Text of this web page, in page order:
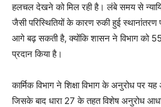
हलचल देखने को मिल रही है। लंबे समय से
जैसी परिस्थितियों के कारण रुकी हुई
आगे बढ़ सकती है, क्योंकि शासन ने विभाग को
प्रदान किया है।
कार्मिक विभाग ने शिक्षा विभाग के अनुरोध पर
जिसके बाद धारा 27 के तहत विशेष अनुरोध